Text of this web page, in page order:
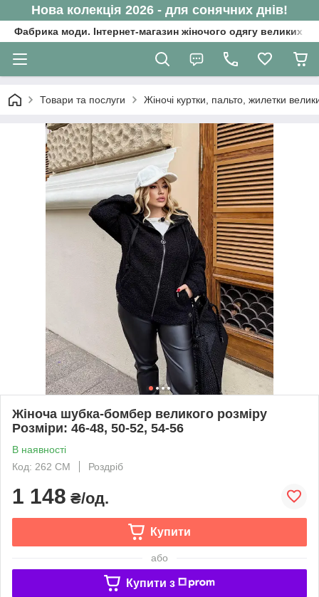
Нова колекція 2026 - для сонячних днів!
Фабрика моди. Інтернет-магазин жіночого одягу великих
Товари та послуги Жіночі куртки, пальто, жилетки
Жіноча шубка-бомбер великого розміру
Розміри: 46-48, 50-52, 54-56
В наявності
Код: 262 СМ
Роздріб
1 148 ₴/од.
Купити
або
Купити з